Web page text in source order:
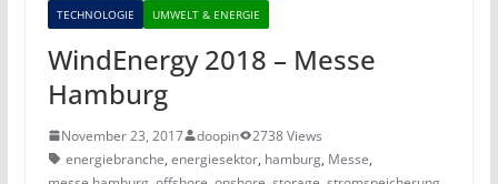
TECHNOLOGIE UMWELT & ENERGIE
WindEnergy 2018 – Messe
Hamburg
November 23, 2017 doopin
2738 Views
energiebranche, energiesektor, hamburg, Messe,